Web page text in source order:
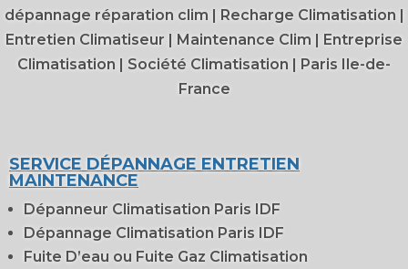
dépannage réparation clim | Recharge Climatisation |
Entretien Climatiseur | Maintenance Clim | Entreprise
Climatisation | Société Climatisation | Paris Ile-de-
France
SERVICE DÉPANNAGE ENTRETIEN
MAINTENANCE
Dépanneur Climatisation Paris IDF
Dépannage Climatisation Paris IDF
Fuite D’eau ou Fuite Gaz Climatisation